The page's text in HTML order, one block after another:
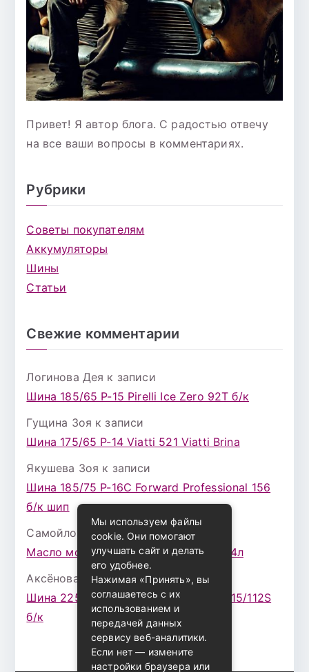
Привет! Я автор блога. С радостью отвечу
на все ваши вопросы в комментариях.
Рубрики
Советы покупателям
Аккумуляторы
Шины
Статьи
Свежие комментарии
Логинова Дея к записи
Шина 185/65 Р-15 Pirelli Ice Zero 92T б/к
Гущина Зоя к записи
Шина 175/65 Р-14 Viatti 521 Viatti Brina
Якушева Зоя к записи
Шина 185/75 Р-16С Forward Professional 156
б/к шип
Самойлова Забавак записи
Масло моторное ZIC X7 (A+) 10W30 4л
Аксёнова Адельк записи
Шина 225/75 Р-16 Nokian Rotiva HT 115/112S
б/к
Мы используем файлы
cookie. Они помогают
улучшать сайт и делать
его удобнее.
Нажимая «Принять», вы
соглашаетесь с их
использованием и
передачей данных
сервису веб-аналитики.
Если нет — измените
настройки браузера или